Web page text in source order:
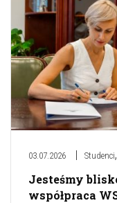
03.07.2026 Studenci,
Jesteśmy
współpraca